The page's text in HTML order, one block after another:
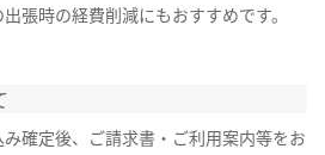
張時の経費削減にもおすすめです。
み確定後、ご請求書・ご利用案内等をお